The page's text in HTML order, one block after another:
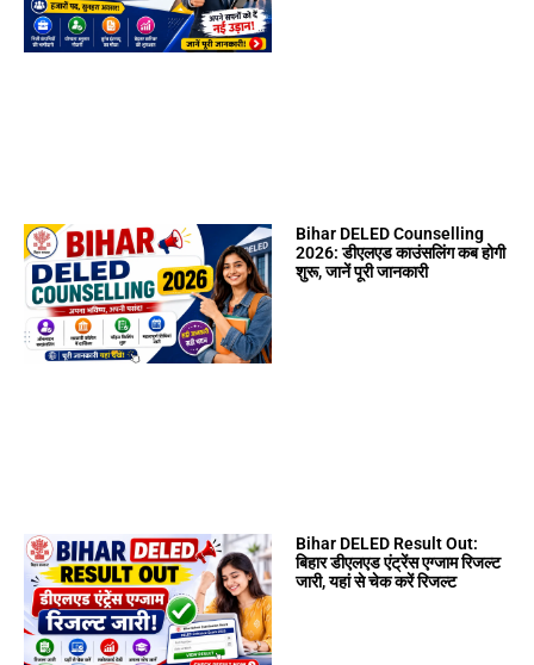
Bihar DELED Counselling
2026: डीएलएड काउंसलिंग कब होगी
शुरू, जानें पूरी जानकारी
Bihar DELED Result Out:
बिहार डीएलएड एंट्रेंस एग्जाम रिजल्ट
जारी, यहां से चेक करें रिजल्ट